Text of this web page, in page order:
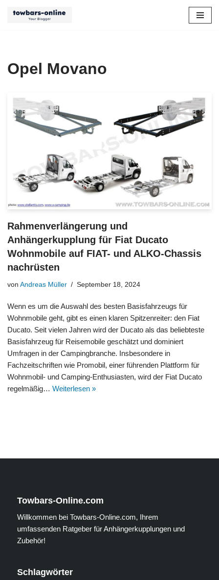
Opel Movano
Rahmenverlängerung und
Anhängerkupplung für Fiat Ducato
Wohnmobile auf FIAT- und ALKO-Chassis
nachrüsten
von Andreas Müller September 18, 2024
Wenn es um die Auswahl des besten Basisfahrzeugs für
Wohnmobile geht, gibt es einen klaren Spitzenreiter: den Fiat
Ducato. Seit vielen Jahren wird der Ducato als das beliebteste
Basisfahrzeug für Reisemobile geschätzt und dominiert
Umfragen in der Campingbranche. Insbesondere in
Fachzeitschriften wie Promobil, einer führenden Plattform für
Wohnmobil- und Camping-Enthusiasten, wird der Fiat Ducato
regelmäßig… Weiterlesen »
Towbars-Online.com
Willkommen bei Towbars-Online.com, Ihrem
umfassenden Ratgeber für Anhängerkupplungen und
Zubehör!
Schlagwörter